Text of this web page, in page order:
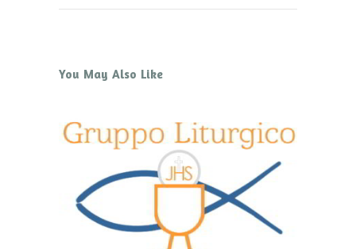
You May Also Like